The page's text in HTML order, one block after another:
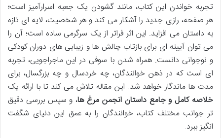
تجربه خواندن این کتاب، مانند گشودن یک جعبه اسرارآمیز است؛
هر صفحه، رازی جدید را آشکار می کند و هر شخصیت، لایه ای تازه
به داستان می افزاید. این اثر فراتر از یک سرگرمی ساده است؛ آن را
می توان آیینه ای برای بازتاب چالش ها و زیبایی های دوران کودکی
و نوجوانی دانست. همراه شدن با سوفی در این ماجراجویی، تجربه
ای است که در ذهن خوانندگان، چه خردسال و چه بزرگسال، برای
مدت ها ماندگار خواهد شد. این مقاله تلاش می کند تا با ارائه یک
خلاصه کامل و جامع داستان انجمن مرغ ها، و سپس بررسی دقیق
تر جوانب مختلف کتاب، خوانندگان را به عمق این دنیای شگفت
انگیز ببرد.